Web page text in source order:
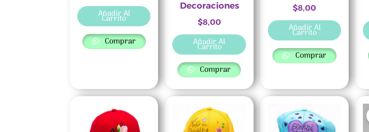
Añadir Al
Carrito
Comprar
Decoraciones
$8,00
Añadir Al
Carrito
Comprar
$8,00
Añadir Al
Carrito
Comprar